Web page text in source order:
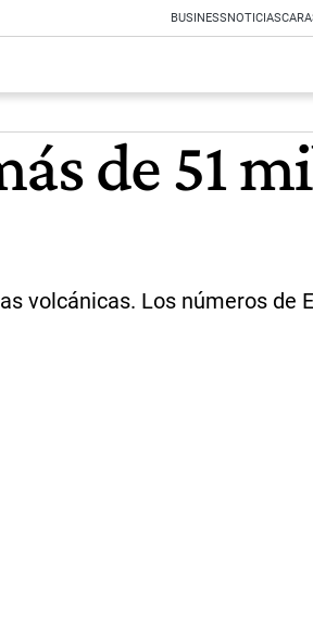
BUSINESSNOTICIAS
de 51
volcánicas. Los números de